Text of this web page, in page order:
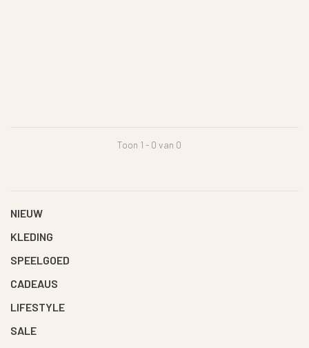
Toon 1 - 0 van 0
NIEUW
KLEDING
SPEELGOED
CADEAUS
LIFESTYLE
SALE